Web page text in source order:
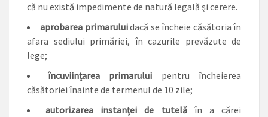
că nu există impedimente de natură legală şi cerere.
aprobarea primaruluidacă se încheie căsătoria în
afara sediului primăriei, în cazurile prevăzute de
lege;
încuviințarea primarului pentru încheierea
căsătoriei înainte de termenul de 10 zile;
autorizarea instanței de tutelăîn a cărei